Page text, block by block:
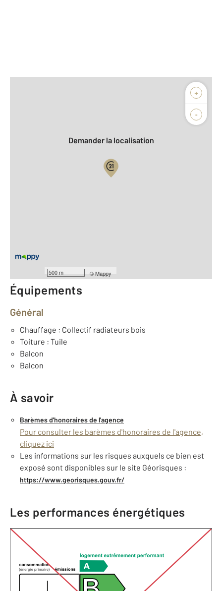
+
-
500 m ©Mappy
Biens vendus
Demander la localisation
Type de construction : Traditionnelle
Équipements
Général
Chauffage : Collectif radiateurs bois
Toiture : Tuile
Balcon
Balcon
À savoir
Barèmes d'honoraires de l'agence
Pour consulter les barèmes d'honoraires de l'agence,
cliquez ici
Les informations sur les risques auxquels ce bien est
exposé sont disponibles sur le site Géorisques :
https://www.georisques.gouv.fr/
Les performances énergétiques